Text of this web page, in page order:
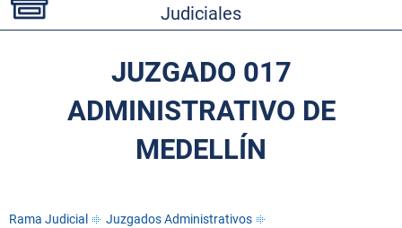
Judiciales
JUZGADO 017
ADMINISTRATIVO DE
MEDELLÍN
Rama Judicial
Juzgados Administrativos